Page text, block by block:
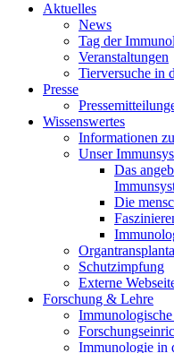
Aktuelles
News
Tag der
Veranstaltungen
Tierversuche in
Presse
Wissenswertes
Informationen
Unser
Das
Die
Schutzimpfung
Externe
Forschung & Lehre
Immunologie in